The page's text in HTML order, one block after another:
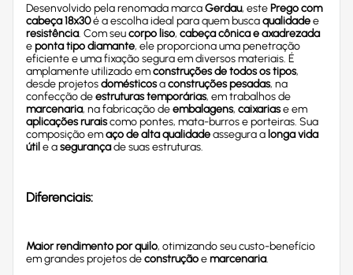
Desenvolvido pela renomada marcaGerdau, estePrego com
cabeça 18x30é a escolha ideal para quem buscaqualidadee
resistência. Com seucorpo liso, cabeça cônica e axadrezada
eponta tipo diamante, ele proporciona uma penetração
eficiente e uma fixação segura em diversos materiais. É
amplamente utilizado emconstruções de todos os tipos,
desde projetosdomésticosaconstruções pesadas, na
confecção deestruturas temporárias, em trabalhos de
marcenaria, na fabricação deembalagens, caixariase em
aplicações ruraiscomo pontes, mata-burros e porteiras. Sua
composição emaço de alta qualidadeassegura a longa vida
útil e asegurançade suas estruturas.
Diferenciais:
Maior rendimento por quilo, otimizando seu custo-benefício
em grandes projetos deconstruçãoemarcenaria.